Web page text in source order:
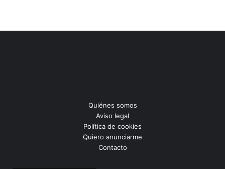
Quiénes somos
Aviso legal
Política de cookies
Quiero anunciarme
Contacto